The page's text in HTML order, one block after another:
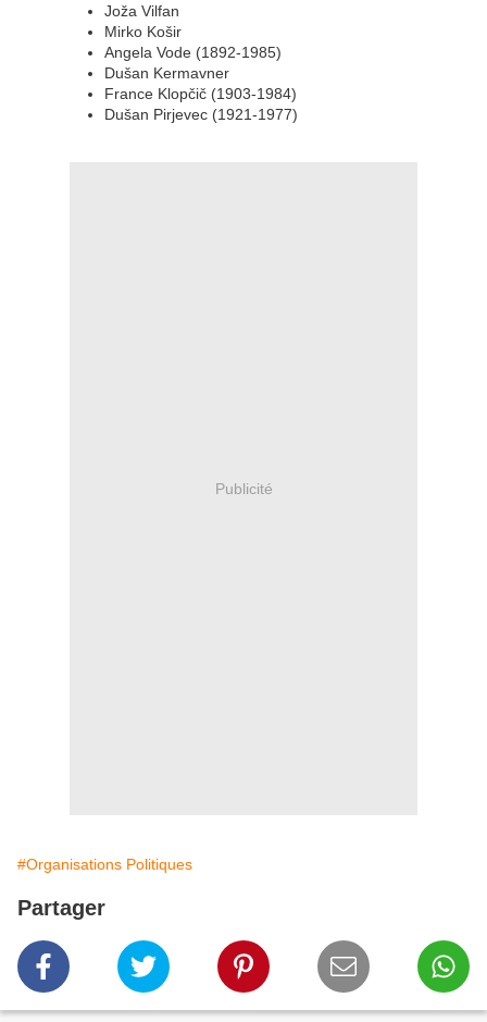
Joža Vilfan
Mirko Košir
Angela Vode (1892-1985)
Dušan Kermavner
France Klopčič (1903-1984)
Dušan Pirjevec (1921-1977)
Publicité
#Organisations Politiques
Partager